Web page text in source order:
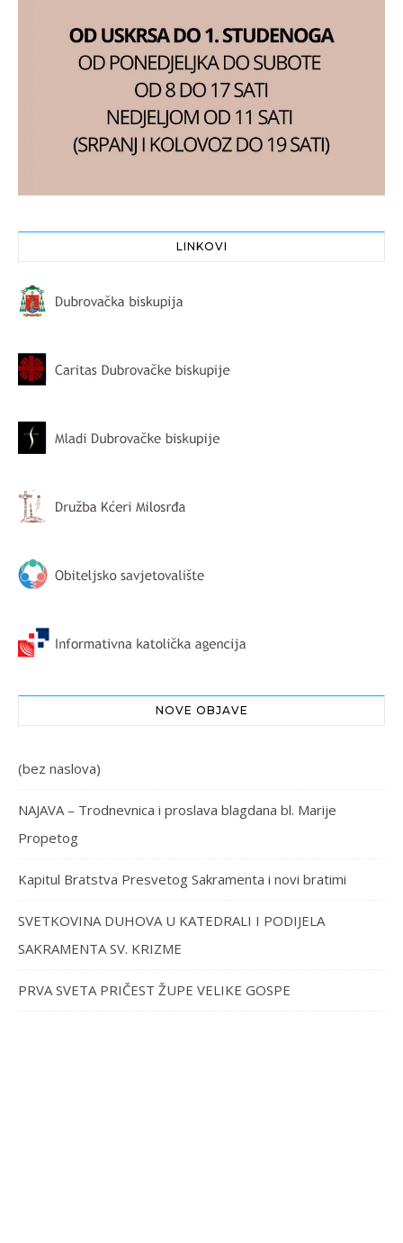
LINKOVI
NOVE OBJAVE
(bez naslova)
NAJAVA – Trodnevnica i proslava blagdana bl. Marije
Propetog
Kapitul Bratstva Presvetog Sakramenta i novi bratimi
SVETKOVINA DUHOVA U KATEDRALI I PODIJELA
SAKRAMENTA SV. KRIZME
PRVA SVETA PRIČEST ŽUPE VELIKE GOSPE